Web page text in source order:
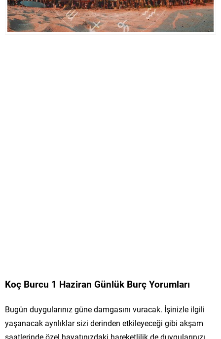
Koç Burcu 1 Haziran Günlük Burç Yorumları
Bugün duygularınız güne damgasını vuracak. İşinizle ilgili
yaşanacak ayrılıklar sizi derinden etkileyeceği gibi akşam
saatlerinde özel hayatınızdaki hareketlilik de duygularınızı